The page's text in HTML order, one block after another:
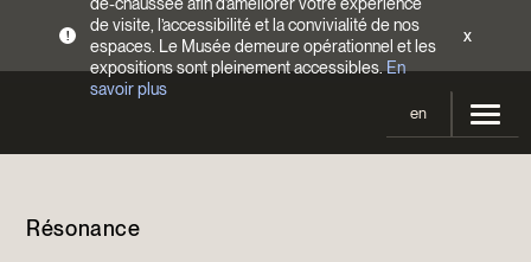
!
de visite, l’accessibilité et la convivialité de nos
espaces. Le Musée demeure opérationnel et les
expositions sont pleinement accessibles.En
savoir plus
x
en
Résonance